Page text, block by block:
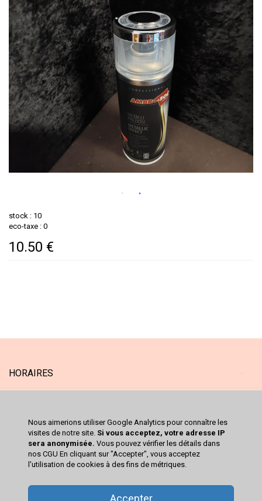
Nous aimerions utiliser Google Analytics pour connaître les
visites de notre site. Si vous acceptez, votre adresse IP
sera anonymisée. Vous pouvez vérifier les détails dans
nos CGU En cliquant sur "Accepter", vous acceptez
l'utilisation de cookies à des fins de métriques.
Accepter
stock : 10
eco-taxe : 0
10.50 €
HORAIRES
SERVICES
CATALOGUE
VOTRE COMPTE